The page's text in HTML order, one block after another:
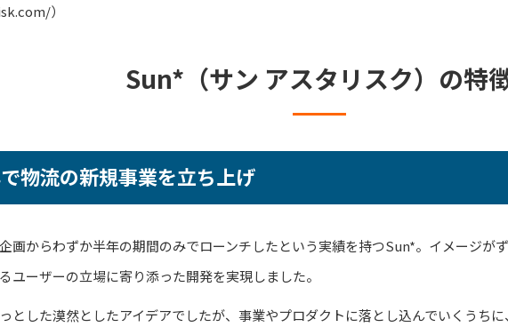
）
Sun*（サン アスタリスク）の特
物流の新規事業を立ち上げ
画からわずか半年の期間のみでローンチしたという実績を持つSun*。イメージが
ユーザーの立場に寄り添った開発を実現しました。
とした漠然としたアイデアでしたが、事業やプロダクトに落とし込んでいくうち